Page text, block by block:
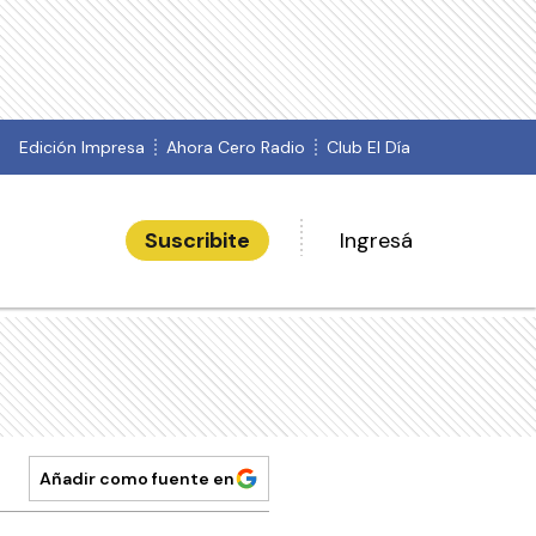
Edición Impresa Ahora Cero Radio Club El Día
Suscribite Ingresá
Añadir como fuente en